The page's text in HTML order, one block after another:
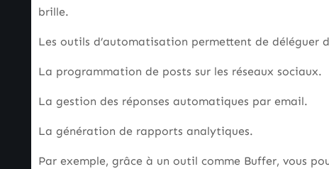
brille.
Les outils d’automatisation permettent de déléguer
La programmation de posts sur les réseaux sociaux.
La gestion des réponses automatiques par email.
La génération de rapports analytiques.
Par exemple, grâce à un outil comme Buffer, vous